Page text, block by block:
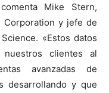
Mike Stern,
y jefe de
«Estos datos
clientes al
avanzadas de
desarrollando y que